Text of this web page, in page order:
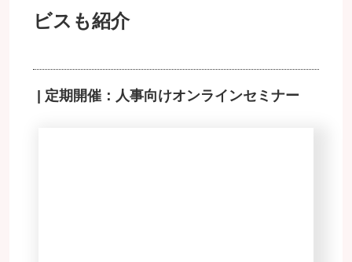
ビスも紹介
| 定期開催：人事向けオンラインセミナー